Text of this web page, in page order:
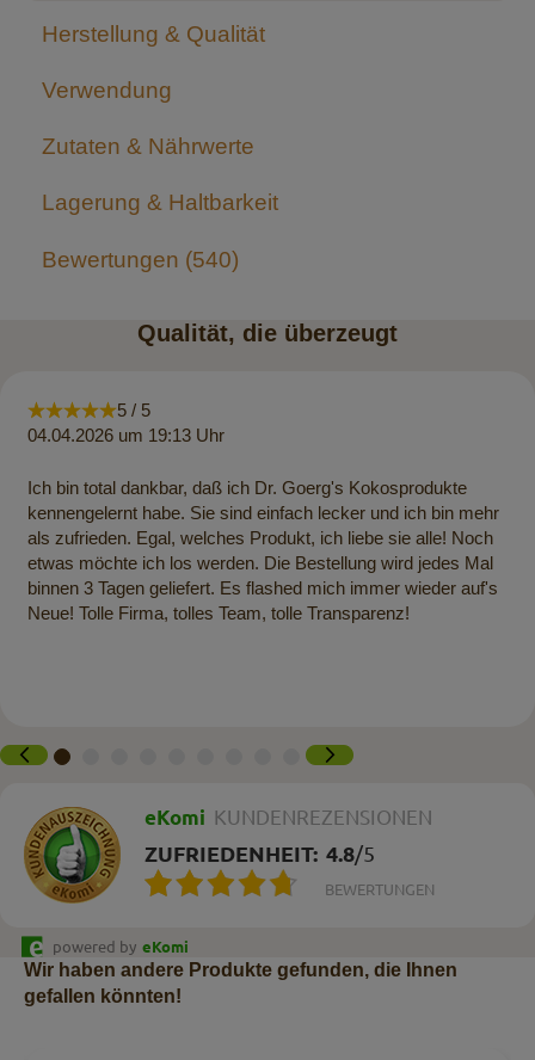
Herstellung & Qualität
Verwendung
Zutaten & Nährwerte
Lagerung & Haltbarkeit
Bewertungen 540
Qualität, die überzeugt
5 / 5
04.04.2026 um 19:13 Uhr
Ich bin total dankbar, daß ich Dr. Goerg's Kokosprodukte
kennengelernt habe. Sie sind einfach lecker und ich bin mehr
als zufrieden. Egal, welches Produkt, ich liebe sie alle! Noch
etwas möchte ich los werden. Die Bestellung wird jedes Mal
binnen 3 Tagen geliefert. Es flashed mich immer wieder auf's
Neue! Tolle Firma, tolles Team, tolle Transparenz!
eKomi KUNDENREZENSIONEN
ZUFRIEDENHEIT: 4.8/5
BEWERTUNGEN
powered by eKomi
Wir haben andere Produkte gefunden, die Ihnen
gefallen könnten!